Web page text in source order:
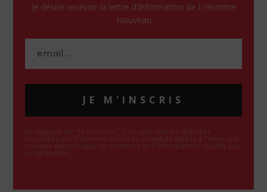
Je désire recevoir la lettre d'information de L'Homme
Nouveau
JE M'INSCRIS
En cliquant sur "Je m'inscris", j'accepte que les données
recueillies par L'Homme Nouveau soient destinées à l'envoi par
courrier électronique de contenus et d'informations relatifs aux
programmes.